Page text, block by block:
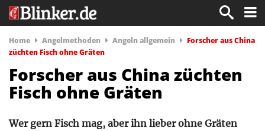
Home Angelmethoden Angeln allgemein
Forscher aus China
züchten Fisch ohne Gräten
Forscher aus China züchten
Fisch ohne Gräten
Wer gern Fisch mag, aber ihn lieber ohne Gräten